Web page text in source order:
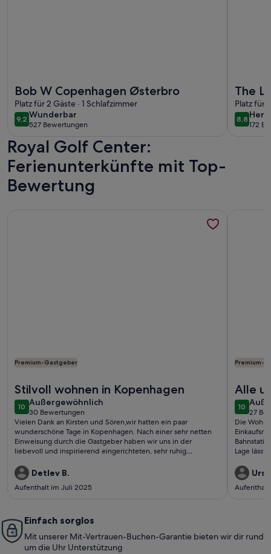
Bob W Copenhagen Østerbro
Platz für 2 Gäste · 1 Schlafzimmer
9,29,2 von 10
Wunderbar
wunderbar
527 Bewertungen
(527
bewertungen)
The
Platz für
8,88,8 von
172
(172
Royal Golf Center:
Ferienunterkünfte mit Top-
Bewertung
Premium-Gastgeber
Stilvoll wohnen in Kopenhagen
1010 von 10
Außergewöhnlich
außergewöhnlich
30 Bewertungen
(30
bewertungen)
Vielen Dank an Kirsten und Sören,wir hatten ein paar
wunderschöne Tage in Kopenhagen. Nach einer sehr netten
Einweisung durch die Gastgeber haben wir uns in der
liebevoll und inspirierend eingerichteten, sehr ruhig
wieder!Detlev und Eike
Detlev B.
Aufenthalt im Juli 2025
Weitere Infos zu Charming Apartment Near City Center Of
Premium-
Alle
erfüllt
1010 von
27
(27
Die
Lage lässt
zufrieden.
Einfach sorglos
Mit unserer Mit-Vertrauen-Buchen-Garantie bieten wir dir rund
um die Uhr Unterstützung